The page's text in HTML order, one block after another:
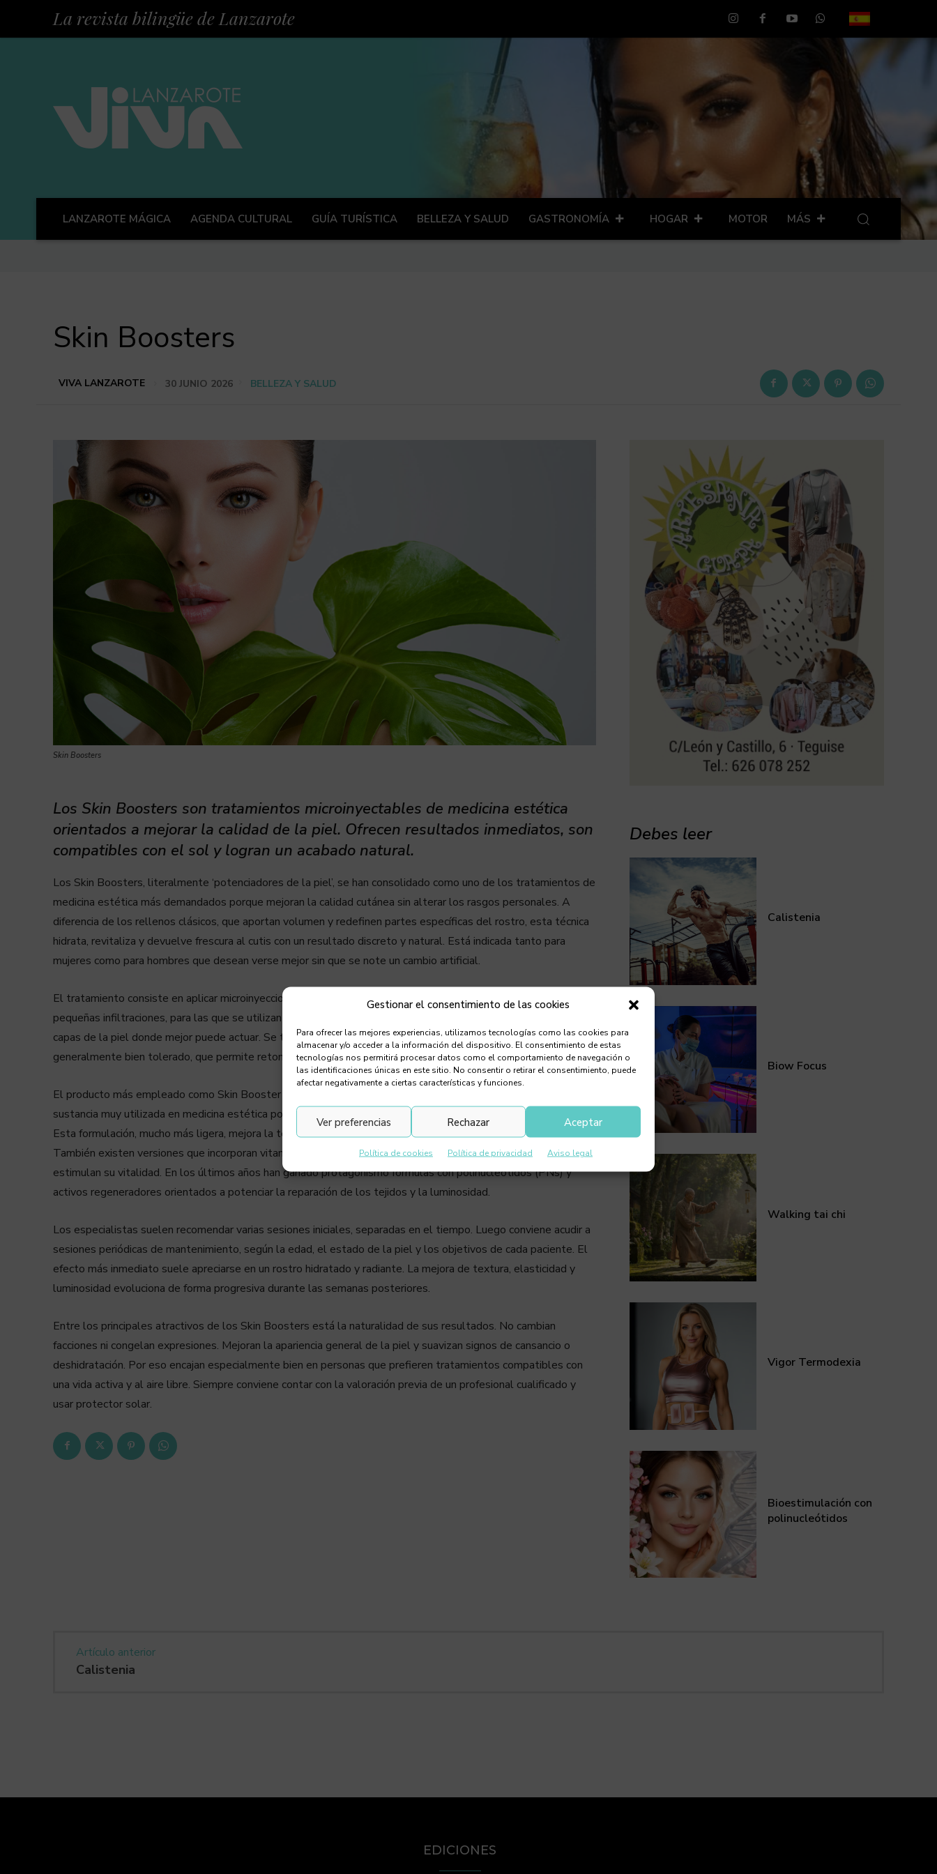
Gestionar el consentimiento de las cookies
Para ofrecer las mejores experiencias, utilizamos tecnologías como las cookies para
almacenar y/o acceder a la información del dispositivo. El consentimiento de estas
tecnologías nos permitirá procesar datos como el comportamiento de navegación o
las identificaciones únicas en este sitio. No consentir o retirar el consentimiento, puede
afectar negativamente a ciertas características y funciones.
Aceptar
Rechazar
Ver preferencias
Política de cookies Política de privacidad Aviso legal
La revista bilingüe de Lanzarote
LANZAROTE MÁGICA AGENDA CULTURAL GUÍA TURÍSTICA BELLEZA Y SALUD GASTRONOMÍA HOGAR MOTOR MÁS
Skin Boosters
VIVA LANZAROTE 30 JUNIO 2026 BELLEZA Y SALUD
Skin Boosters
Los Skin Boosters son tratamientos microinyectables de medicina estética
orientados a mejorar la calidad de la piel. Ofrecen resultados inmediatos, son
compatibles con el sol y logran un acabado natural.
Los Skin Boosters, literalmente ‘potenciadores de la piel’, se han consolidado como uno de los tratamientos de
medicina estética más demandados porque mejoran la calidad cutánea sin alterar los rasgos personales. A
diferencia de los rellenos clásicos, que aportan volumen y redefinen partes específicas del rostro, esta técnica
hidrata, revitaliza y devuelve frescura al cutis con un resultado discreto y natural. Está indicada tanto para
mujeres como para hombres que desean verse mejor sin que se note un cambio artificial.
El tratamiento consiste en aplicar microinyecciones superficiales en puntos estratégicos del rostro. Estas
pequeñas infiltraciones, para las que se utilizan agujas muy finas o cánulas específicas, llevan el producto a las
capas de la piel donde mejor puede actuar. Se trata de un protocolo habitual en consulta médica, rápido y
generalmente bien tolerado, que permite retomar la rutina casi de inmediato.
El producto más empleado como Skin Booster suele ser el ácido hialurónico de baja densidad. Se trata de una
sustancia muy utilizada en medicina estética por su capacidad para captar agua y mejorar la hidratación profunda.
Esta formulación, mucho más ligera, mejora la textura y la elasticidad de la piel sin modificar volúmenes.
También existen versiones que incorporan vitaminas antioxidantes, aminoácidos, minerales o péptidos que
estimulan su vitalidad. En los últimos años han ganado protagonismo fórmulas con polinucleótidos (PNs) y
activos regeneradores orientados a potenciar la reparación de los tejidos y la luminosidad.
Los especialistas suelen recomendar varias sesiones iniciales, separadas en el tiempo. Luego conviene acudir a
sesiones periódicas de mantenimiento, según la edad, el estado de la piel y los objetivos de cada paciente. El
efecto más inmediato suele apreciarse en un rostro hidratado y radiante. La mejora de textura, elasticidad y
luminosidad evoluciona de forma progresiva durante las semanas posteriores.
Entre los principales atractivos de los Skin Boosters está la naturalidad de sus resultados. No cambian
facciones ni congelan expresiones. Mejoran la apariencia general de la piel y suavizan signos de cansancio o
deshidratación. Por eso encajan especialmente bien en personas que prefieren tratamientos compatibles con
una vida activa y al aire libre. Siempre conviene contar con la valoración previa de un profesional cualificado y
usar protector solar.
Debes leer
Calistenia
Biow Focus
Walking tai chi
Vigor Termodexia
Bioestimulación con
polinucleótidos
Artículo anterior
Calistenia
EDICIONES